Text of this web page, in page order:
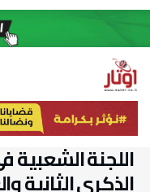
اللجنة الشعبية
الذكرى الثانية